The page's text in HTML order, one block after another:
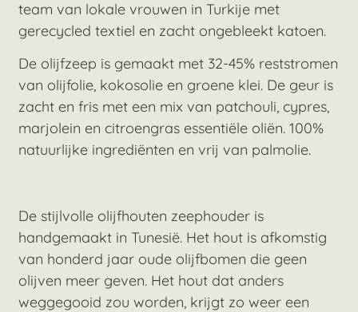
team van lokale vrouwen in Turkije met
gerecycled textiel en zacht ongebleekt katoen.
De olijfzeep is gemaakt met 32-45% reststromen
van olijfolie, kokosolie en groene klei. De geur is
zacht en fris met een mix van patchouli, cypres,
marjolein en citroengras essentiële oliën. 100%
natuurlijke ingrediënten en vrij van palmolie.
De stijlvolle olijfhouten zeephouder is
handgemaakt in Tunesië. Het hout is afkomstig
van honderd jaar oude olijfbomen die geen
olijven meer geven. Het hout dat anders
weggegooid zou worden, krijgt zo weer een